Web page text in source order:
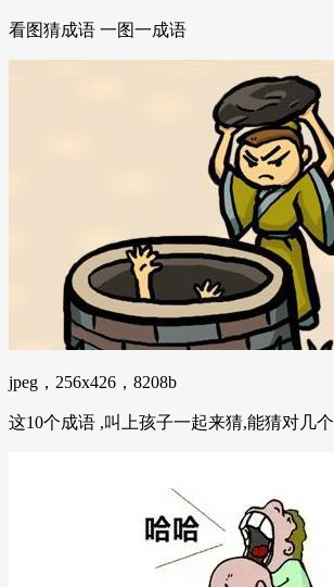
看图猜成语 一图一成语
jpeg，256x426，8208b
这10个成语 ,叫上孩子一起来猜,能猜对几个